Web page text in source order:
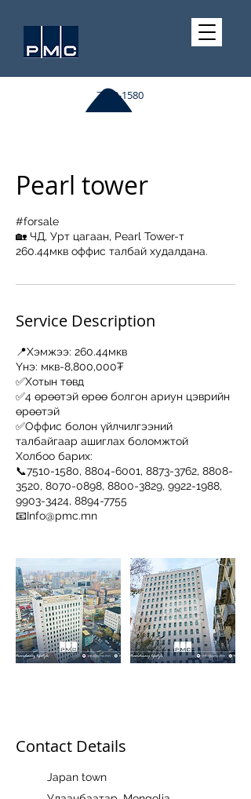
7510-1580
Pearl tower
#forsale
🏡 ЧД, Урт цагаан, Pearl Tower-т
260.44мкв оффис талбай худалдана.
Service Description
📍Хэмжээ: 260.44мкв
Үнэ: мкв-8,800,000₮
✅Хотын төвд
✅4 өрөөтэй өрөө болгон ариун цэврийн
өрөөтэй
✅Оффис болон үйлчилгээний
талбайгаар ашиглах боломжтой
Холбоо барих:
📞7510-1580, 8804-6001, 8873-3762, 8808-
3520, 8070-0898, 8800-3829, 9922-1988,
9903-3424, 8894-7755
📧Info@pmc.mn
Contact Details
Japan town